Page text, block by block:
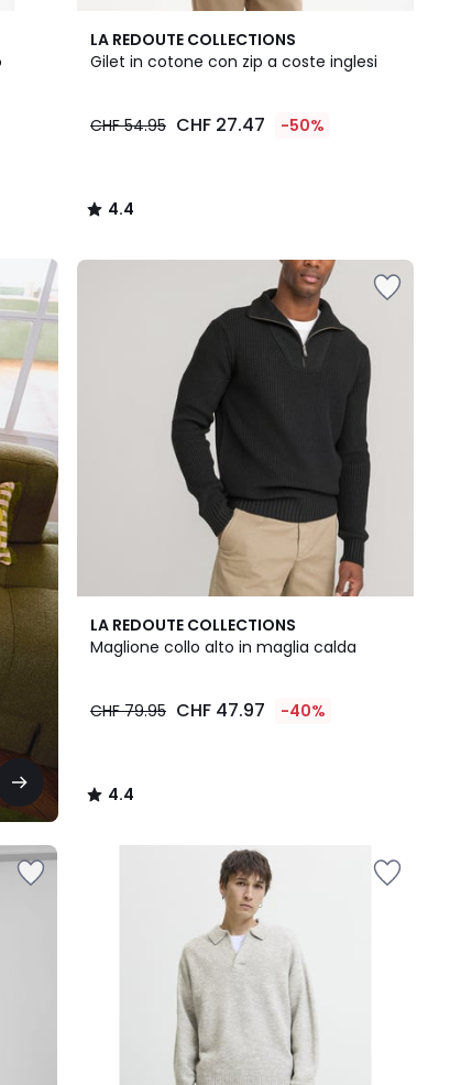
LA REDOUTE COLLECTIONS
Gilet in cotone con zip a coste inglesi
CHF 54.95 CHF 27.47 -50%
4.4
/ 5
4.4
/
LA REDOUTE COLLECTIONS
Maglione collo alto in maglia calda
CHF 79.95 CHF 47.97 -40%
4.4
/ 5
4.4
/